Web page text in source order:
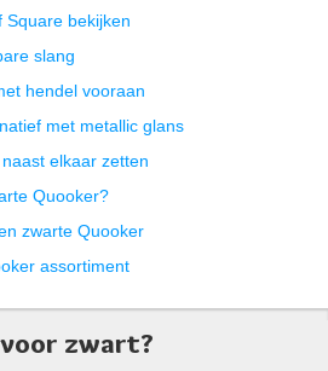
Square bekijken
slang
hendel vooraan
met metallic glans
elkaar zetten
Quooker?
zwarte Quooker
assortiment
zwart?